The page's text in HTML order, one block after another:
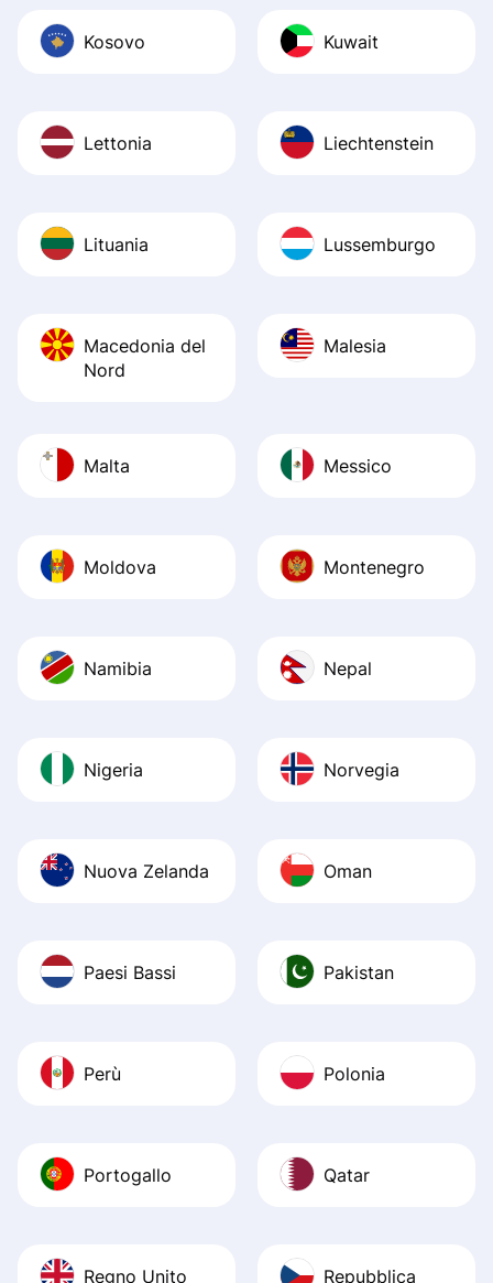
Kosovo Kuwait
Lettonia Liechtenstein
Lituania Lussemburgo
Macedonia del
Nord
Malesia
Malta Messico
Moldova Montenegro
Namibia Nepal
Nigeria Norvegia
Nuova Zelanda Oman
Paesi Bassi Pakistan
Perù Polonia
Portogallo Qatar
Regno Unito Repubblica